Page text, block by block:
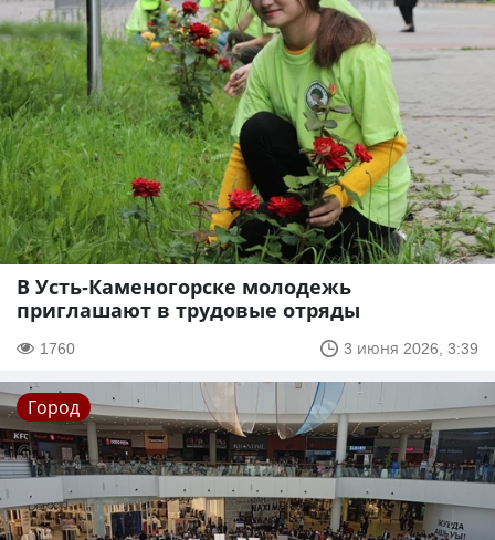
В Усть-Каменогорске молодежь
приглашают в трудовые отряды
1760 3 июня 2026, 3:39
Город